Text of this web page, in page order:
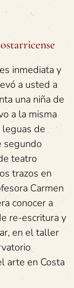
inmediata y
a usted a
una niña de
a la misma
leguas de
segundo
teatro
trazos en
Carmen
conocer a
re-escritura y
en el taller
arte en Costa